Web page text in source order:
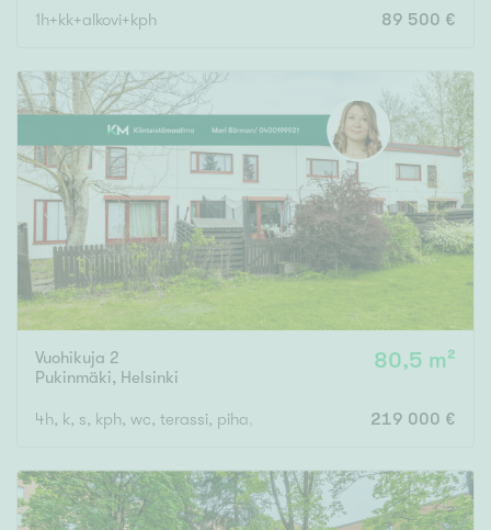
1h+kk+alkovi+kph 89 500 €
Vuohikuja 2
Pukinmäki, Helsinki
80,5 m²
4h, k, s, kph, wc, terassi, piha, ulkovarasto 219 000 €